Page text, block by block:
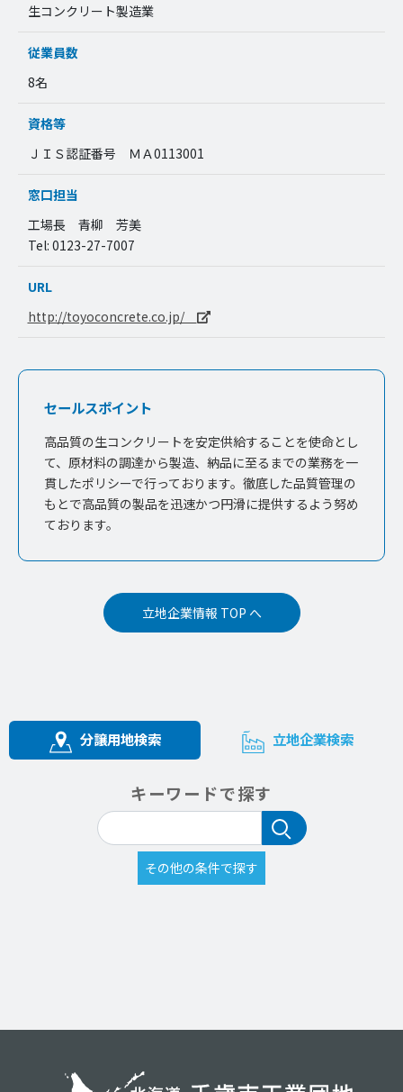
生コンクリート製造業
従業員数
8名
資格等
ＪＩＳ認証番号 ＭＡ0113001
窓口担当
工場長 青柳 芳美
Tel: 0123-27-7007
URL
http://toyoconcrete.co.jp/
セールスポイント
高品質の生コンクリートを安定供給することを使命とし
て、原材料の調達から製造、納品に至るまでの業務を一
貫したポリシーで行っております。徹底した品質管理の
もとで高品質の製品を迅速かつ円滑に提供するよう努め
ております。
立地企業情報 TOP へ
分譲用地検索 立地企業検索
キーワードで探す